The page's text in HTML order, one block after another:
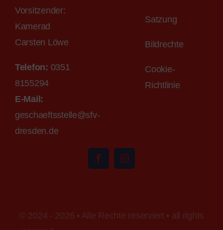
Vorsitzender:
Kamerad
Carsten Löwe
Telefon: 0351
8155294
E-Mail:
geschaeftsstelle@sfv-
dresden.de
Satzung
Bildrechte
Cookie-
Richtlinie
© 2024 - 2026 • Alle Rechte reserviert • all rights